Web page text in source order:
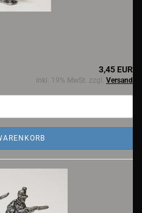
3,45 EUR
inkl. 19% MwSt. zzgl. Versand